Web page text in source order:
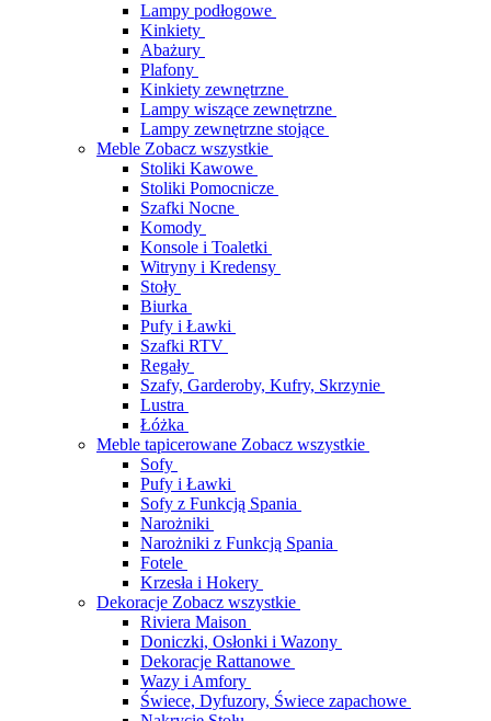
Lampy podłogowe
Kinkiety
Abażury
Plafony
Kinkiety zewnętrzne
Lampy wiszące zewnętrzne
Lampy zewnętrzne stojące
Meble Zobacz wszystkie
Stoliki Kawowe
Stoliki Pomocnicze
Szafki Nocne
Komody
Konsole i Toaletki
Witryny i Kredensy
Stoły
Biurka
Pufy i Ławki
Szafki RTV
Regały
Szafy, Garderoby, Kufry, Skrzynie
Lustra
Łóżka
Meble tapicerowane Zobacz wszystkie
Sofy
Pufy i Ławki
Sofy z Funkcją Spania
Narożniki
Narożniki z Funkcją Spania
Fotele
Krzesła i Hokery
Dekoracje Zobacz wszystkie
Riviera Maison
Doniczki, Osłonki i Wazony
Dekoracje Rattanowe
Wazy i Amfory
Świece, Dyfuzory, Świece zapachowe